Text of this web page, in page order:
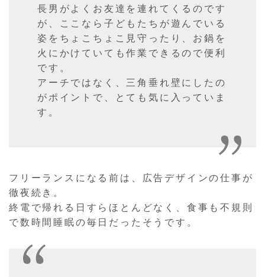
長男がよくお友達を連れてくるのです
が、ここなら子どもたちが遊んでいる
姿をちょこちょこ見守ったり、お鍋を
火にかけていても作業できるので便利
です。
アーチではなく、三角垂れ壁にしたの
がポイントで、とても気に入っていま
す。
フリーランスになる前は、広告デザインの仕事が
徹夜続き。
終電で帰れる日すらほとんどなく、食事も不規則
で数時間睡眠の毎日だったそうです。